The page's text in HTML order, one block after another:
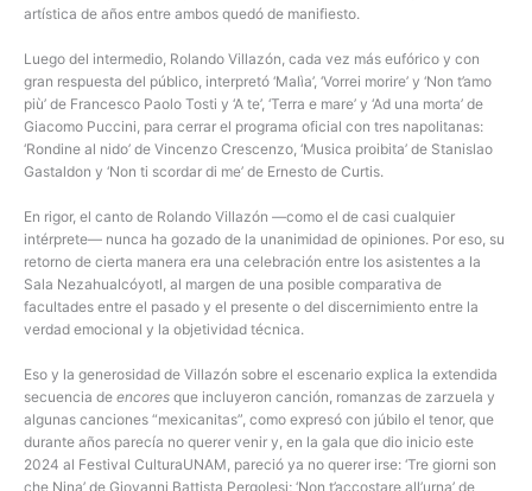
artística de años entre ambos quedó de manifiesto.
Luego del intermedio, Rolando Villazón, cada vez más eufórico y con
gran respuesta del público, interpretó ‘Malìa’, ‘Vorrei morire’ y ‘Non t’amo
più’ de Francesco Paolo Tosti y ‘A te’, ‘Terra e mare’ y ‘Ad una morta’ de
Giacomo Puccini, para cerrar el programa oficial con tres napolitanas:
‘Rondine al nido’ de Vincenzo Crescenzo, ‘Musica proibita’ de Stanislao
Gastaldon y ‘Non ti scordar di me’ de Ernesto de Curtis.
En rigor, el canto de Rolando Villazón —como el de casi cualquier
intérprete— nunca ha gozado de la unanimidad de opiniones. Por eso, su
retorno de cierta manera era una celebración entre los asistentes a la
Sala Nezahualcóyotl, al margen de una posible comparativa de
facultades entre el pasado y el presente o del discernimiento entre la
verdad emocional y la objetividad técnica.
Eso y la generosidad de Villazón sobre el escenario explica la extendida
secuencia de encores que incluyeron canción, romanzas de zarzuela y
algunas canciones “mexicanitas”, como expresó con júbilo el tenor, que
durante años parecía no querer venir y, en la gala que dio inicio este
2024 al Festival CulturaUNAM, pareció ya no querer irse: ‘Tre giorni son
che Nina’ de Giovanni Battista Pergolesi; ‘Non t’accostare all’urna’ de